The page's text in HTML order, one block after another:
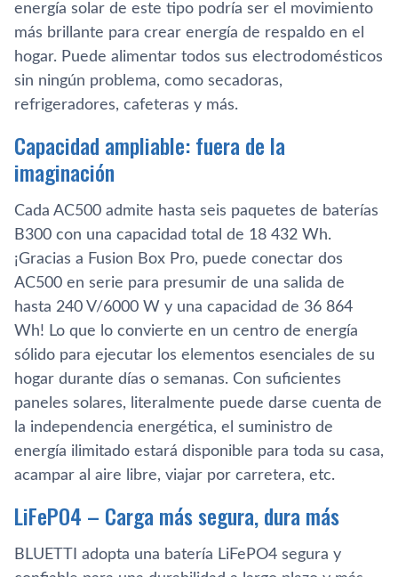
energía solar de este tipo podría ser el movimiento
más brillante para crear energía de respaldo en el
hogar. Puede alimentar todos sus electrodomésticos
sin ningún problema, como secadoras,
refrigeradores, cafeteras y más.
Capacidad ampliable: fuera de la
imaginación
Cada AC500 admite hasta seis paquetes de baterías
B300 con una capacidad total de 18 432 Wh.
¡Gracias a Fusion Box Pro, puede conectar dos
AC500 en serie para presumir de una salida de
hasta 240 V/6000 W y una capacidad de 36 864
Wh! Lo que lo convierte en un centro de energía
sólido para ejecutar los elementos esenciales de su
hogar durante días o semanas. Con suficientes
paneles solares, literalmente puede darse cuenta de
la independencia energética, el suministro de
energía ilimitado estará disponible para toda su casa,
acampar al aire libre, viajar por carretera, etc.
LiFePO4 – Carga más segura, dura más
BLUETTI adopta una batería LiFePO4 segura y